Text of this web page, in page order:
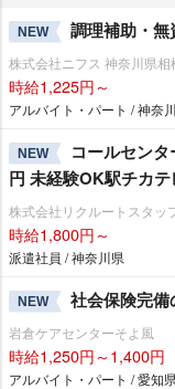
NEW 調理補助・
株式会社ニフス 神奈川県
時給1,225円～
アルバイト・パート / 神奈
NEW
コールセン
円 未経験OK駅チカ
株式会社リクルートスタッ
時給1,800円～
派遣社員 / 神奈川県
NEW 社会保険完
倉ケアセンターそよ風
時給1,250円～1,400円
アルバイト・パート / 愛知県